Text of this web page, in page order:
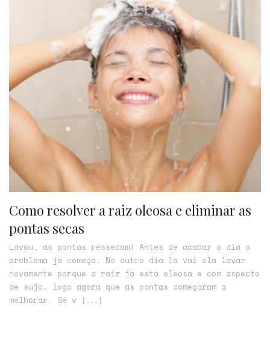
Como resolver a raiz oleosa e eliminar as
pontas secas
Lavou, as pontas ressecam! Antes de acabar o dia o
problema já começa. No outro dia lá vai ela lavar
novamente porque a raiz já está oleosa e com aspecto
de sujo, logo agora que as pontas começaram a
melhorar. Se v
[...]